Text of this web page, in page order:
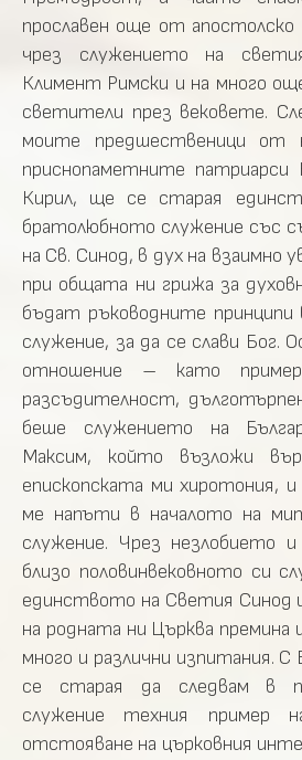
прославен още от
чрез служението на
Климент Римски и на много
светители през вековете.
моите предшественици от
приснопаметните
Кирил, ще се старая
братолюбното служение със
на Св. Синод, в дух на взаимно
при общата ни грижа за
бъдат ръководните
служение, за да се слави Бог.
отношение – като
разсъдителност,
беше служението на
Максим, който възложи
епископската ми хиротония,
ме напъти в началото на
служение. Чрез незлобието
близо половинвековното си
единството на Светия Синод
на родната ни Църква премина
много и различни изпитания.
се старая да следвам в
служение техния пример
отстояване на църковния